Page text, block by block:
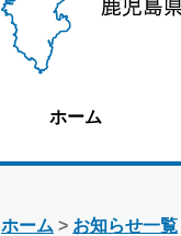
ホーム
ホーム > お知らせ一覧